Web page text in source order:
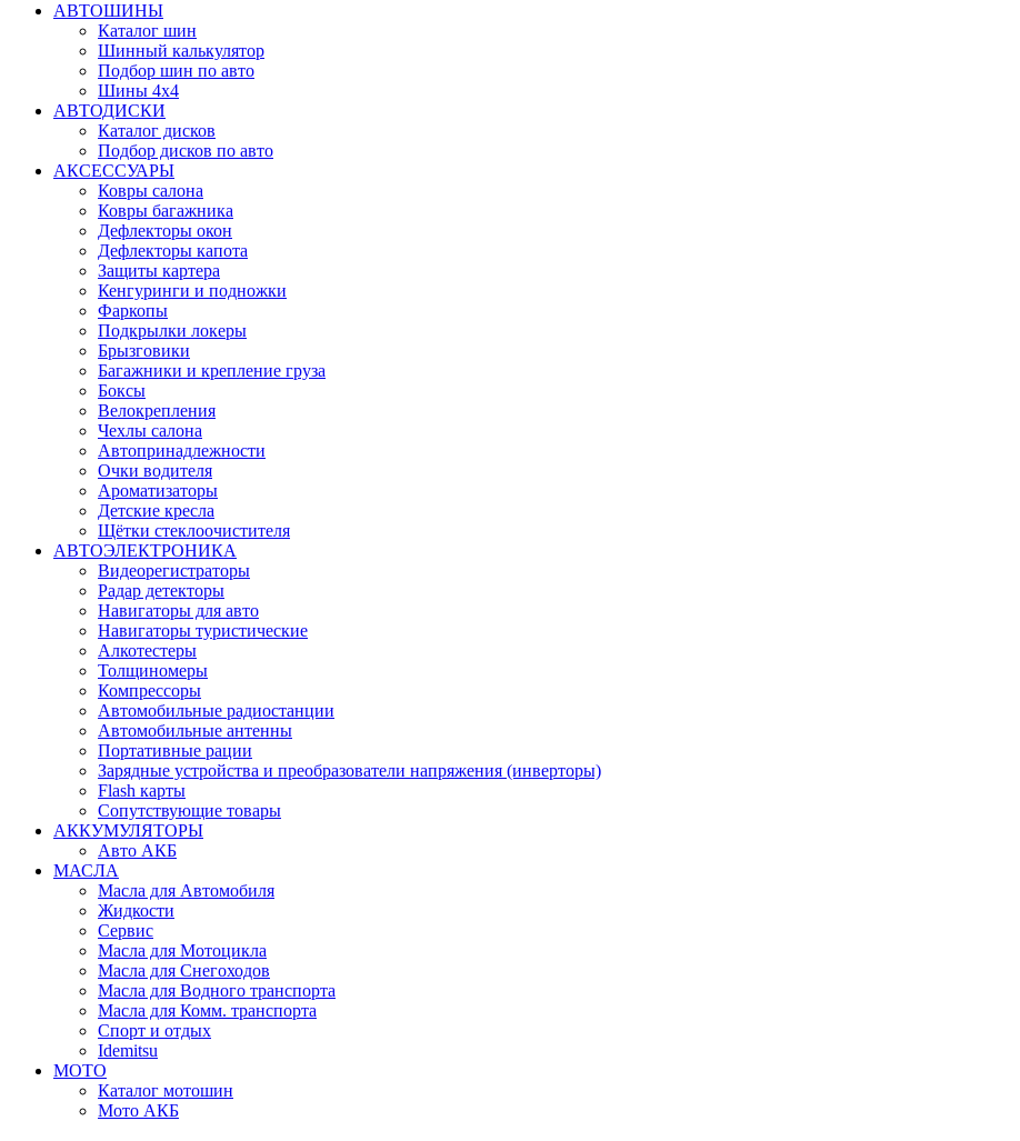
АВТОШИНЫ
Каталог шин
Шинный калькулятор
Подбор шин по авто
Шины 4x4
АВТОДИСКИ
Каталог дисков
Подбор дисков по авто
АКСЕССУАРЫ
Ковры салона
Ковры багажника
Дефлекторы окон
Дефлекторы капота
Защиты картера
Кенгуринги и подножки
Фаркопы
Подкрылки локеры
Брызговики
Багажники и крепление груза
Боксы
Велокрепления
Чехлы салона
Автопринадлежности
Очки водителя
Ароматизаторы
Детские кресла
Щётки стеклоочистителя
АВТОЭЛЕКТРОНИКА
Видеорегистраторы
Радар детекторы
Навигаторы для авто
Навигаторы туристические
Алкотестеры
Толщиномеры
Компрессоры
Автомобильные радиостанции
Автомобильные антенны
Портативные рации
Зарядные устройства и преобразователи напряжения (инверторы)
Flash карты
Сопутствующие товары
АККУМУЛЯТОРЫ
Авто АКБ
МАСЛА
Масла для Автомобиля
Жидкости
Сервис
Масла для Мотоцикла
Масла для Снегоходов
Масла для Водного транспорта
Масла для Комм. транспорта
Спорт и отдых
Idemitsu
МОТО
Каталог мотошин
Мото АКБ